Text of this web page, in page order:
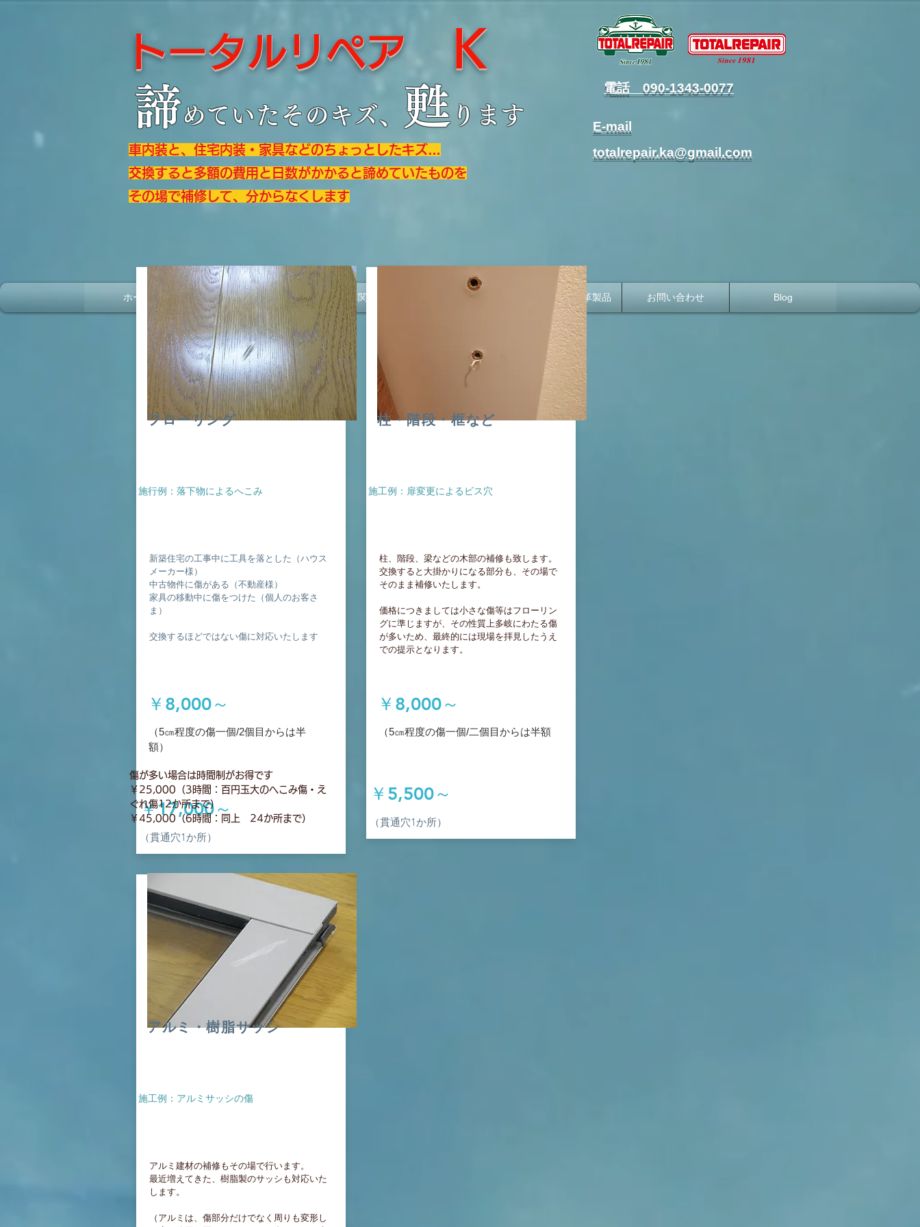
トータルリペア Ｋ
​電話 090-1343-0077
E-mail
totalrepair.ka@gmail.com
車内装と、住宅内装・家具などのちょっとしたキズ…
交換すると多額の費用と日数がかかると諦めていたものを
その場で補修して、分からなくします
ホーム トータルリペアとは 自動車関連 住宅関連業務 革靴・その他革製品 お問い合わせ Blog
諦めていたそのキズ、 甦 ります
フローリング
施行例：落下物によるへこみ
新築住宅の工事中に工具を落とした（ハウス
メーカー様）
中古物件に傷がある（不動産様）
家具の移動中に傷をつけた（個人のお客さ
ま）
交換するほどではない傷に対応いたします
￥8,000～
​（5㎝程度の傷一個/2個目からは半
額）
￥17,000～
（貫通穴1か所）
柱・階段・框など
​施工例：扉変更によるビス穴
柱、階段、梁などの木部の補修も致します。
交換すると大掛かりになる部分も、その場で
そのまま補修いたします。
​価格につきましては小さな傷等はフローリン
グに準じますが、その性質上多岐にわたる傷
が多いため、最終的には現場を拝見したうえ
での提示となります。
￥8,000～
​（5㎝程度の傷一個/二個目からは半額
￥5,500～
（貫通穴1か所）
アルミ・樹脂サッシ
​施工例：アルミサッシの傷
​アルミ建材の補修もその場で行います。
最近増えてきた、樹脂製のサッシも対応いた
します。
（アルミは、傷部分だけでなく周りも変形し
傷が多い場合は時間制がお得です
￥25,000（3時間：百円玉大のへこみ傷・え
ぐれ傷12か所まで）
￥45,000（6時間：同上 24か所まで）